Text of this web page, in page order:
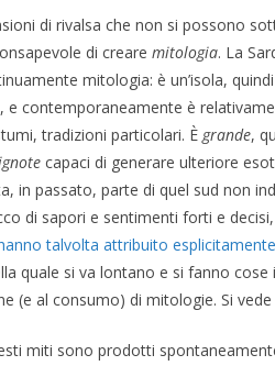
di rivalsa che non si possono
di creare mitologia. La
mitologia: è un’isola, quindi
e contemporaneamente è
tradizioni particolari. È grande,
capaci di generare ulteriore
in passato, parte di quel sud non
di sapori e sentimenti forti e
talvolta attribuito esplicitamente
quale si va lontano e si fanno
(e al consumo) di mitologie. Si
miti sono prodotti